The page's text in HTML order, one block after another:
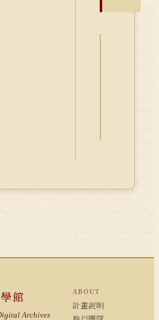
館
Archives
ABOUT
計畫說明